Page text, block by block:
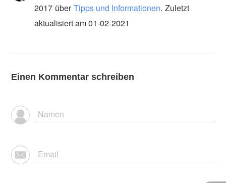
2017 über Tipps und Informationen. Zuletzt
aktualisiert am 01-02-2021
Einen Kommentar schreiben